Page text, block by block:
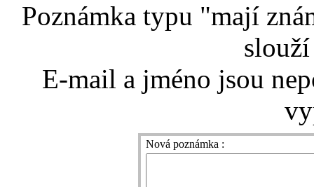
Poznámka typu "mají
E-mail a jméno jsou
Nová poznámka :